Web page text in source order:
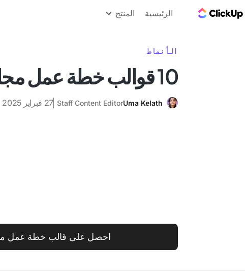
الرئيسية المنتج
الأنماط
10 قوالب خطة عمل مجانية
Uma Kelath
Staff Content Editor 27 فبراير 2025
احصل على قالب خطة عمل